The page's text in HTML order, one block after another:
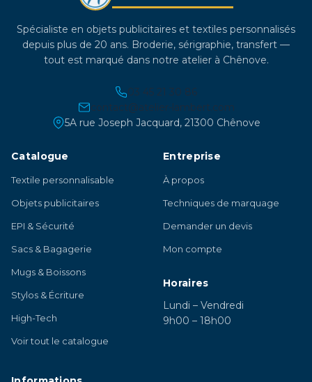
Spécialiste en objets publicitaires et textiles personnalisés
depuis plus de 20 ans. Broderie, sérigraphie, transfert —
tout est marqué dans notre atelier à Chênove.
03 45 21 30 86
contact@atelier-lambert.com
5A rue Joseph Jacquard, 21300 Chênove
Catalogue
Textile personnalisable
Objets publicitaires
EPI & Sécurité
Sacs & Bagagerie
Mugs & Boissons
Stylos & Écriture
High-Tech
Voir tout le catalogue
Entreprise
À propos
Techniques de marquage
Demander un devis
Mon compte
Horaires
Lundi – Vendredi
9h00 – 18h00